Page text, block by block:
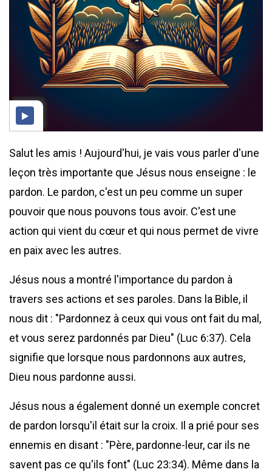
Salut les amis ! Aujourd'hui, je vais vous parler d'une
leçon très importante que Jésus nous enseigne : le
pardon. Le pardon, c'est un peu comme un super
pouvoir que nous pouvons tous avoir. C'est une
action qui vient du cœur et qui nous permet de vivre
en paix avec les autres.
Jésus nous a montré l'importance du pardon à
travers ses actions et ses paroles. Dans la Bible, il
nous dit : "Pardonnez à ceux qui vous ont fait du mal,
et vous serez pardonnés par Dieu" (Luc 6:37). Cela
signifie que lorsque nous pardonnons aux autres,
Dieu nous pardonne aussi.
Jésus nous a également donné un exemple concret
de pardon lorsqu'il était sur la croix. Il a prié pour ses
ennemis en disant : "Père, pardonne-leur, car ils ne
savent pas ce qu'ils font" (Luc 23:34). Même dans la